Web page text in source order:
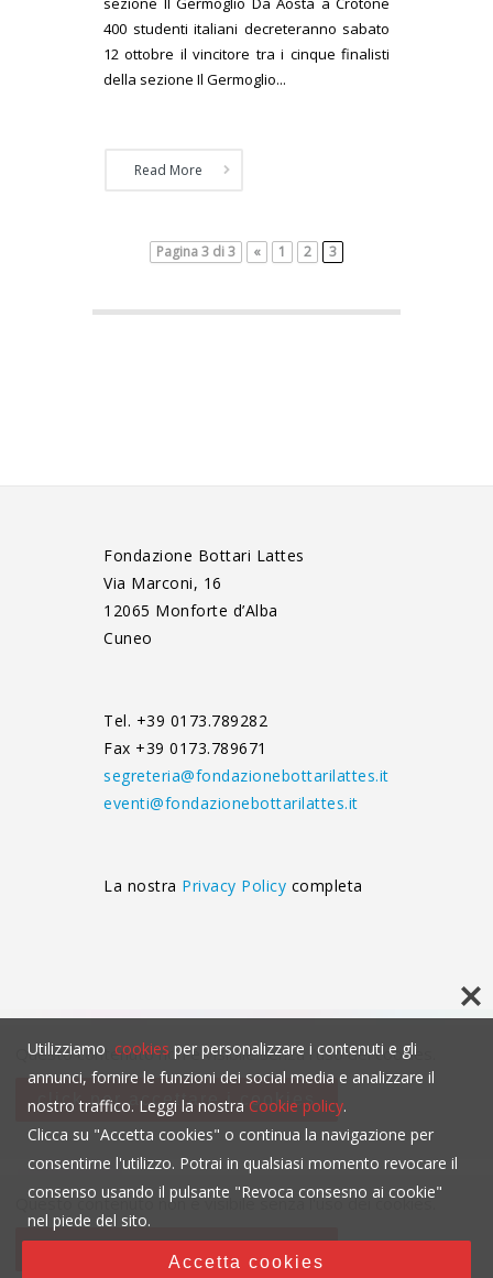
400 studenti italiani decreteranno sabato
12 ottobre il vincitore tra i cinque finalisti
della sezione Il Germoglio...
Read More
Pagina 3 di 3 « 1 2 3
Fondazione Bottari Lattes
Via Marconi, 16
12065 Monforte d’Alba
Cuneo
Tel. +39 0173.789282
Fax +39 0173.789671
segreteria@fondazionebottarilattes.it
eventi@fondazionebottarilattes.it
La nostra Privacy Policy completa
Questo contenuto non è visibile senza l'uso dei cookies.
click per accettare i cookies
Questo contenuto non è visibile senza l'uso dei cookies.
Utilizziamo cookies per personalizzare i contenuti e gli
annunci, fornire le funzioni dei social media e analizzare il
nostro traffico. Leggi la nostra Cookie policy.
Clicca su "Accetta cookies" o continua la navigazione per
consentirne l'utilizzo. Potrai in qualsiasi momento revocare il
consenso usando il pulsante "Revoca consesno ai cookie"
nel piede del sito.
Accetta cookies